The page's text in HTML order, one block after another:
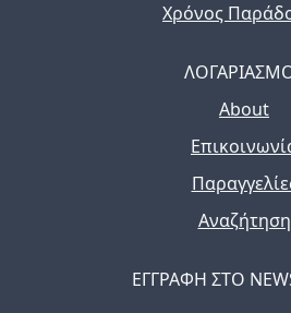
Χρόνος
About
Αναζήτηση
ΕΓΓΡΑΦΗ ΣΤΟ